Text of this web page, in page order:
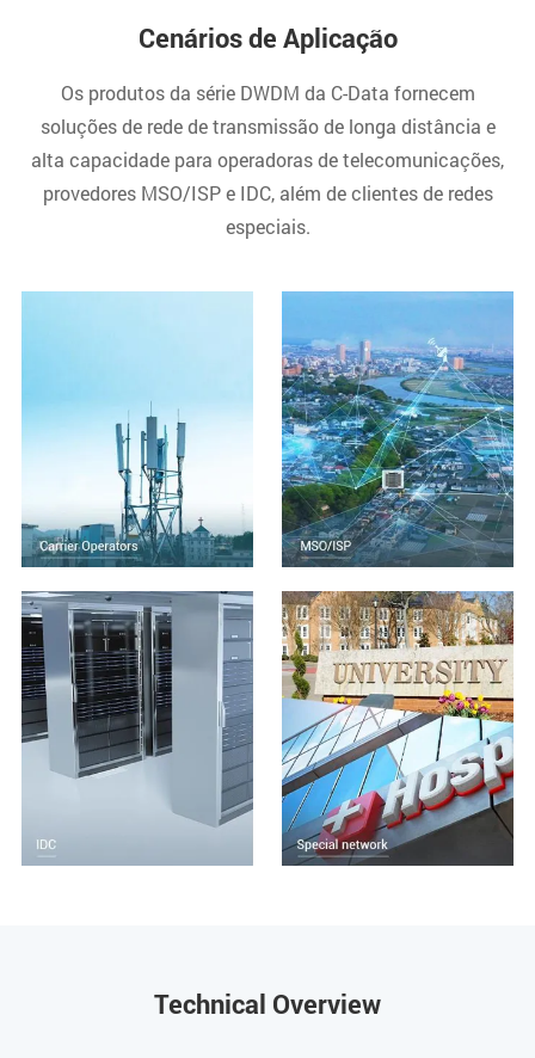
Cenários de Aplicação
Os produtos da série DWDM da C-Data fornecem
soluções de rede de transmissão de longa distância e
alta capacidade para operadoras de telecomunicações,
provedores MSO/ISP e IDC, além de clientes de redes
especiais.
Technical Overview